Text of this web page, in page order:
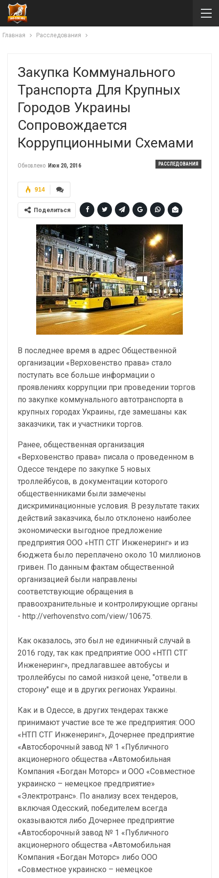
Главная Расследования
Закупка Коммунального
Транспорта Для Крупных
Городов Украины
Сопровождается
Коррупционными Схемами
РАССЛЕДОВАНИЯ
Обновлено Июн 20, 2016
914
Поделиться
В последнее время в адрес Общественной
организации «Верховенство права» стало
поступать все больше информации о
проявлениях коррупции при проведении торгов
по закупке коммунального автотранспорта в
крупных городах Украины, где замешаны как
заказчики, так и участники торгов.
Ранее, общественная организация
«Верховенство права» писала о проведенном в
Одессе тендере по закупке 5 новых
троллейбусов, в документации которого
общественниками были замечены
дискриминационные условия. В результате таких
действий заказчика, было отклонено наиболее
экономически выгодное предложение
предприятия ООО «НТП СТГ Инженеринг» и из
бюджета было переплачено около 10 миллионов
гривен. По данным фактам общественной
организацией были направлены
соответствующие обращения в
правоохранительные и контролирующие органы
- http://verhovenstvo.com/view/10675.
Как оказалось, это был не единичный случай в
2016 году, так как предприятие ООО «НТП СТГ
Инженеринг», предлагавшее автобусы и
троллейбусы по самой низкой цене, "отвели в
сторону" еще и в других регионах Украины.
Как и в Одессе, в других тендерах также
принимают участие все те же предприятия: ООО
«НТП СТГ Инженеринг», Дочернее предприятие
«Автосборочный завод № 1 «Публичного
акционерного общества «Автомобильная
Компания «Богдан Моторс» и ООО «Совместное
украинско – немецкое предприятие»
«Электротранс». По анализу всех тендеров,
включая Одесский, победителем всегда
оказываются либо Дочернее предприятие
«Автосборочный завод № 1 «Публичного
акционерного общества «Автомобильная
Компания «Богдан Моторс» либо ООО
«Совместное украинско – немецкое